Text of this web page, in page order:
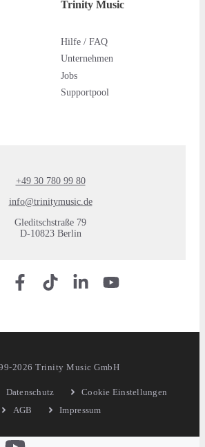
Trinity Music
Hilfe / FAQ
Unternehmen
Jobs
Supportpool
+49 30 780 99 80
info@trinitymusic.de
Gleditschstraße 79
D-10823 Berlin
2026 Trinity Music GmbH
Datenschutz
Cookie Einstellungen
AGB
Impressum